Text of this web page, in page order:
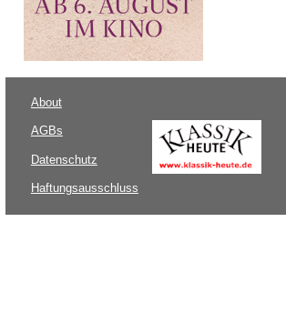
About
AGBs
Datenschutz
Haftungsausschluss